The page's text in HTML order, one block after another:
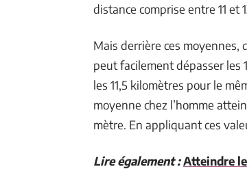
distance comprise entre 11 et
Mais derrière ces
peut facilement dépasser les
les 11,5 kilomètres pour le
moyenne chez l’homme
mètre. En appliquant ces
Lire également :Atteindre